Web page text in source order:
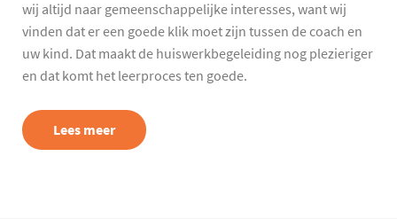
wij altijd naar gemeenschappelijke interesses, want wij
vinden dat er een goede klik moet zijn tussen de coach en
uw kind. Dat maakt de huiswerkbegeleiding nog plezieriger
en dat komt het leerproces ten goede.
Lees meer